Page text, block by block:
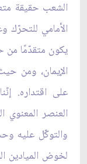
الشعب حقيقة
الأمامي للتحرّك
يكون متقدّمًا
الإيمان، ومن
على اقتداره.
العنصر المعنوي
والتوكّل عليه
لخوض الميادين